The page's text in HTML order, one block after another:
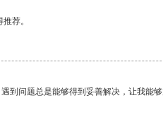
荐。
到问题总是能够得到妥善解决，让我能够